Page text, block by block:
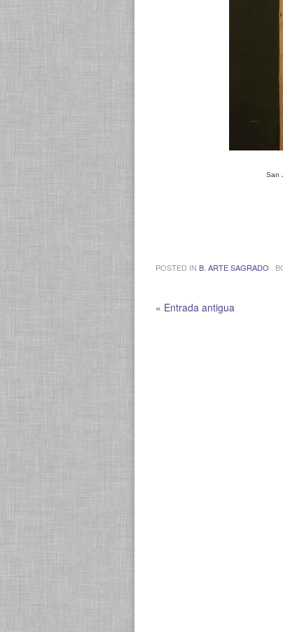
San
POSTED IN B. ARTE SAGRADO .
« Entrada antigua